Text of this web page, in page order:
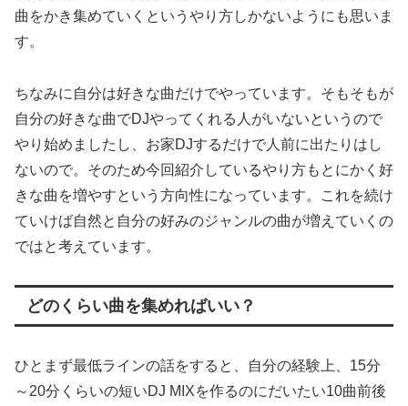
曲をかき集めていくというやり方しかないようにも思いま
す。
ちなみに自分は好きな曲だけでやっています。そもそもが
自分の好きな曲でDJやってくれる人がいないというので
やり始めましたし、お家DJするだけで人前に出たりはし
ないので。そのため今回紹介しているやり方もとにかく好
きな曲を増やすという方向性になっています。これを続け
ていけば自然と自分の好みのジャンルの曲が増えていくの
ではと考えています。
どのくらい曲を集めればいい？
ひとまず最低ラインの話をすると、自分の経験上、15分
～20分くらいの短いDJ MIXを作るのにだいたい10曲前後